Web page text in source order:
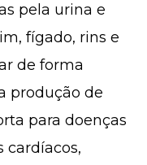
pela urina e
fígado, rins e
de forma
produção de
para doenças
cardíacos,